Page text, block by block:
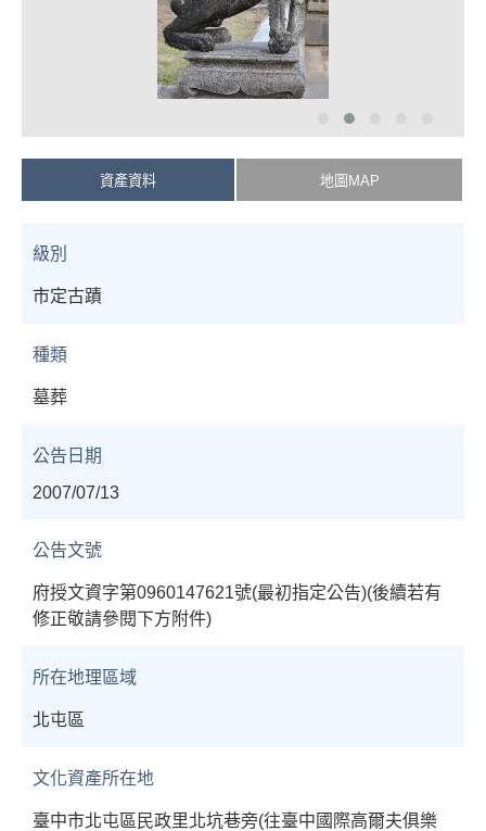
資產資料 地圖MAP
級別
市定古蹟
種類
墓葬
公告日期
2007/07/13
公告文號
府授文資字第0960147621號(最初指定公告)(後續若有
修正敬請參閱下方附件)
所在地理區域
北屯區
文化資產所在地
臺中市北屯區民政里北坑巷旁(往臺中國際高爾夫俱樂